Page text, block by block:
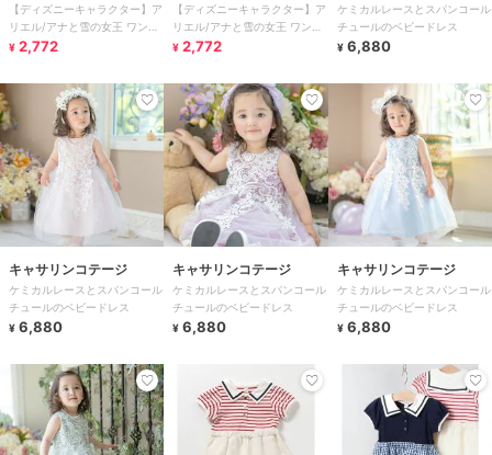
【ディズニーキャラクター】ア
リエル/アナと雪の女王 ワンピ
ース
¥ 2,772
【ディズニーキャラクター】ア
リエル/アナと雪の女王 ワンピ
ース
¥ 2,772
ケミカルレースとスパンコール
チュールのベビードレス
¥ 6,880
キャサリンコテージ
ケミカルレースとスパンコール
チュールのベビードレス
¥ 6,880
キャサリンコテージ
ケミカルレースとスパンコール
チュールのベビードレス
¥ 6,880
キャサリンコテージ
ケミカルレースとスパンコール
チュールのベビードレス
¥ 6,880